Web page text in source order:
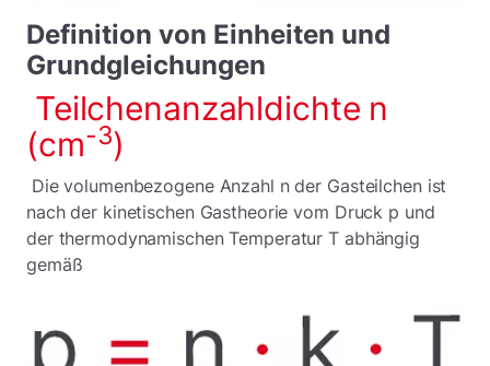
Definition von Einheiten und
Grundgleichungen
Teilchenanzahldichte n
(cm-3)
Die volumenbezogene Anzahl n der Gasteilchen ist
nach der kinetischen Gastheorie vom Druck p und
der thermodynamischen Temperatur T abhängig
gemäß